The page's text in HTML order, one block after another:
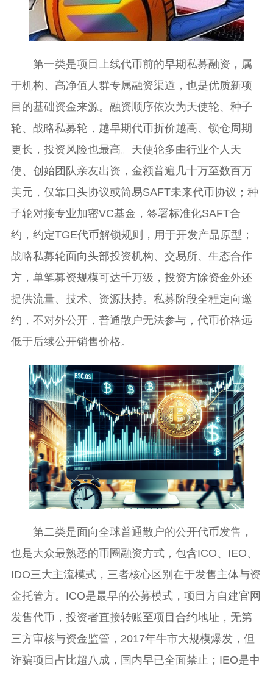
第一类是项目上线代币前的早期私募融资，属
于机构、高净值人群专属融资渠道，也是优质新项
目的基础资金来源。融资顺序依次为天使轮、种子
轮、战略私募轮，越早期代币折价越高、锁仓周期
更长，投资风险也最高。天使轮多由行业个人天
使、创始团队亲友出资，金额普遍几十万至数百万
美元，仅靠口头协议或简易SAFT未来代币协议；种
子轮对接专业加密VC基金，签署标准化SAFT合
约，约定TGE代币解锁规则，用于开发产品原型；
战略私募轮面向头部投资机构、交易所、生态合作
方，单笔募资规模可达千万级，投资方除资金外还
提供流量、技术、资源扶持。私募阶段全程定向邀
约，不对外公开，普通散户无法参与，代币价格远
低于后续公开销售价格。
第二类是面向全球普通散户的公开代币发售，
也是大众最熟悉的币圈融资方式，包含ICO、IEO、
IDO三大主流模式，三者核心区别在于发售主体与资
金托管方。ICO是最早的公募模式，项目方自建官网
发售代币，投资者直接转账至项目合约地址，无第
三方审核与资金监管，2017年牛市大规模爆发，但
诈骗项目占比超八成，国内早已全面禁止；IEO是中